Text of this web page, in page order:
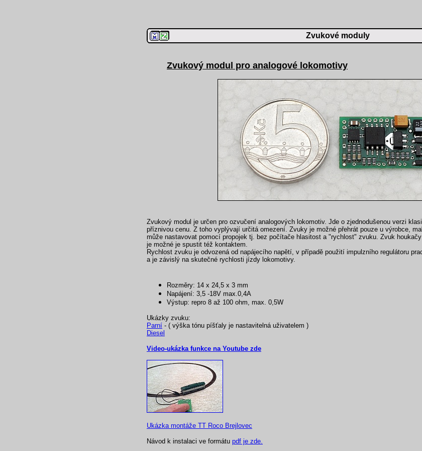
Zvukové moduly
Zvukový modul pro analogové lokomotivy
Zvukový modul je určen pro ozvučení analogových lokomotiv. Jde o zjednodušenou verzi
příznivou cenu. Z toho vyplývají určitá omezení. Zvuky je možné přehrát pouze u výrobce,
může nastavovat pomocí propojek tj. bez počítače hlasitost a "rychlost" zvuku. Zvuk
je možné je spustit též kontaktem.
Rychlost zvuku je odvozená od napájecího napětí, v případě použití impulzního regulátoru
a je závislý na skutečné rychlosti jízdy lokomotivy.
Rozměry: 14 x 24,5 x 3 mm
Napájení: 3,5 -18V max.0,4A
Výstup: repro 8 až 100 ohm, max. 0,5W
Ukázky zvuku:
Parní - ( výška tónu píšťaly je nastavitelná uživatelem )
Diesel
Video-ukázka funkce na Youtube zde
Ukázka montáže TT Roco Brejlovec
Návod k instalaci ve formátu pdf je zde.